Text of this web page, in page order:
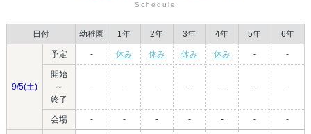
Schedule
日付 幼稚園 1年 2年 3年 4年 5年 6年
9/5(土)
予定 - 休み 休み 休み 休み - -
開始
～
終了
- - - - - - -
会場 - - - - - - -